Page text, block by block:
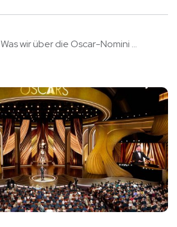
Was wir über die Oscar-Nomini ...